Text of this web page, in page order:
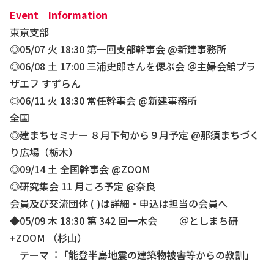
Event Information
東京⽀部
◎05/07 ⽕ 18:30 第⼀回⽀部幹事会 @新建事務所
◎06/08 ⼟ 17:00 三浦史郎さんを偲ぶ会 ＠主婦会館プラ
ザエフ すずらん
◎06/11 ⽕ 18:30 常任幹事会 @新建事務所
全国
◎建まちセミナー ８⽉下旬から９⽉予定 @那須まちづく
り広場（栃⽊）
◎09/14 ⼟ 全国幹事会 @ZOOM
◎研究集会 11 ⽉ころ予定 @奈良
会員及び交流団体 ( )は詳細・申込は担当の会員へ
◆05/09 木 18:30 第 342 回⼀⽊会 ＠としまち研
+ZOOM （杉⼭）
テーマ︓「能登半島地震の建築物被害等からの教訓」